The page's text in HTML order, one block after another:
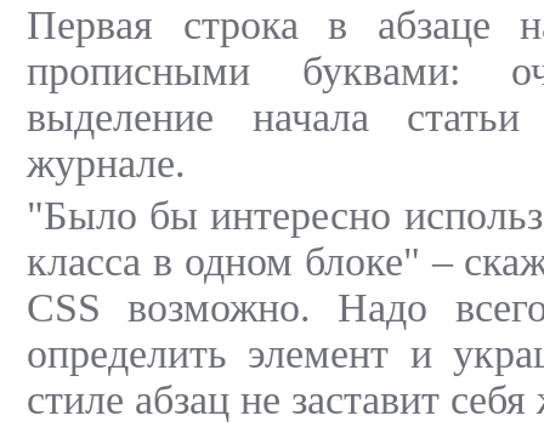
Первая строка в абзаце
прописными буквами:
выделение начала
журнале.
"Было бы интересно
класса в одном блоке" –
CSS возможно. Надо
определить элемент и
стиле абзац не заставит